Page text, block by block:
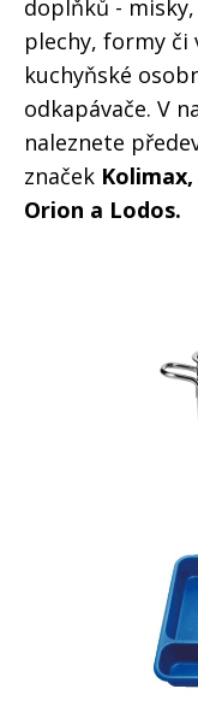
doplňků -
plechy, formy či
kuchyňské
odkapávače. V
naleznete
značek
Orion a Lodos.